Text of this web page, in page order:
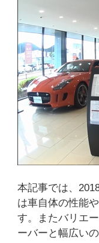
本記事では、
は車自体の性能
す。またバリエ
ーバーと幅広い